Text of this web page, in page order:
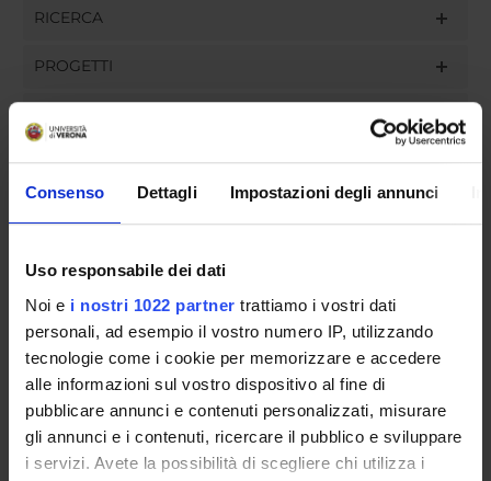
Consenso Dettagli Impostazioni degli annunci
Uso responsabile dei dati
Noi e i nostri 1022 partner trattiamo i vostri dati
personali, ad esempio il vostro numero IP, utilizzando
tecnologie come i cookie per memorizzare e accedere
alle informazioni sul vostro dispositivo al fine di
pubblicare annunci e contenuti personalizzati, misurare
gli annunci e i contenuti, ricercare il pubblico e sviluppare
i servizi. Avete la possibilità di scegliere chi utilizza i
RICERCA
PROGETTI
GOVERNANCE
COMMISSIONI
UFFICI E STRUTTURE DI SERVIZIO